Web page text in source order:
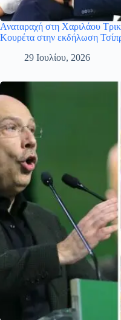
Αναταραχή στη Χαριλάου
Κουρέτα στην εκδήλωση
29 Ιουλίου, 2026